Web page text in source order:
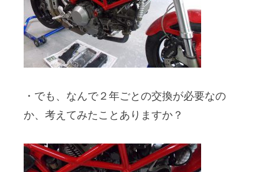
・でも、なんで２年ごとの交換が必要なの
か、考えてみたことありますか？